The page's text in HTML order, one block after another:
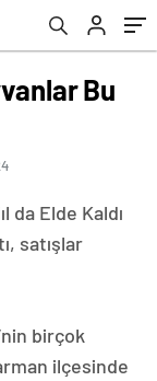
Bu
da Elde Kaldı
satışlar
birçok
ilçesinde